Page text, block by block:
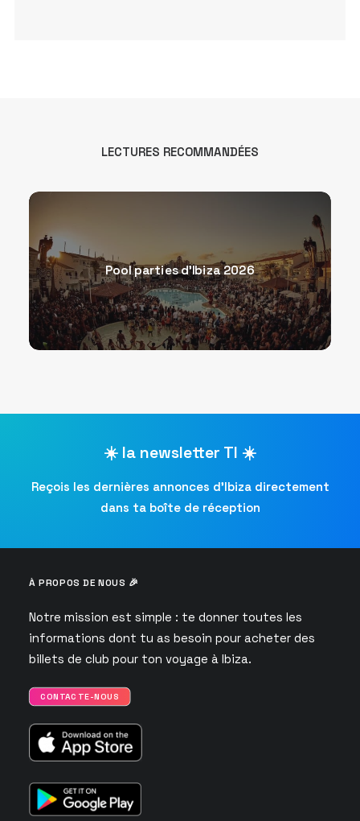
LECTURES RECOMMANDÉES
Pool parties d’Ibiza 2026
☀️ la newsletter TI ☀️
Reçois les dernières annonces d’Ibiza directement
dans ta boîte de réception
À PROPOS DE NOUS 🎉
Notre mission est simple : te donner toutes les
informations dont tu as besoin pour acheter des
billets de club pour ton voyage à Ibiza.
CONTACTE-NOUS